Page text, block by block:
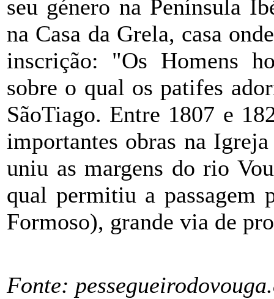
seu género na Península
na Casa da Grela, casa
inscrição: "Os Homens
sobre o qual os patifes
SãoTiago. Entre 1807 e
importantes obras na
uniu as margens do rio
qual permitiu a
Formoso), grande via de
Fonte: